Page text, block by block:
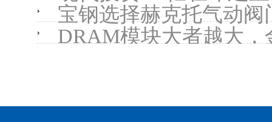
宝钢选择赫克托气动阀
DRAM模块大者越大，